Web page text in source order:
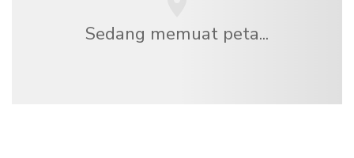
Sedang memuat peta...